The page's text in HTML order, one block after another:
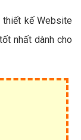
kế Website
nhất dành cho